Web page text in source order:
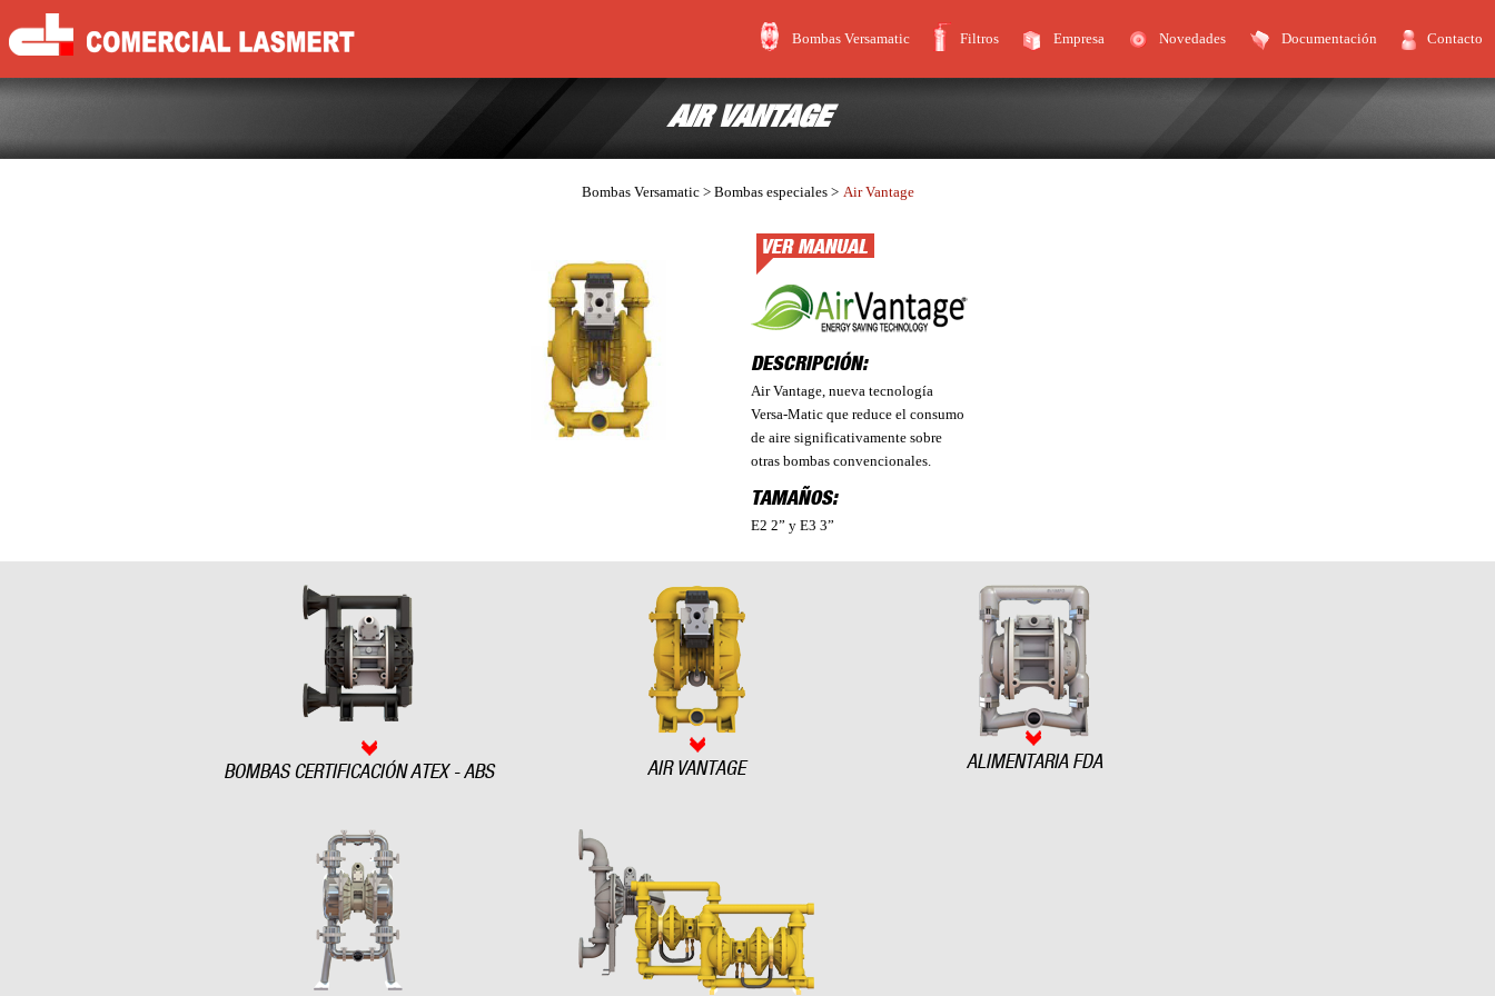
Bombas Versamatic Filtros Empresa Novedades Documentación Contacto
AIR VANTAGE
Bombas Versamatic > Bombas especiales > Air Vantage
DESCRIPCIÓN:
Air Vantage, nueva tecnología
Versa-Matic que reduce el consumo
de aire significativamente sobre
otras bombas convencionales.
TAMAÑOS:
E2 2” y E3 3”
BOMBAS CERTIFICACIÓN ATEX - ABS AIR VANTAGE ALIMENTARIA FDA